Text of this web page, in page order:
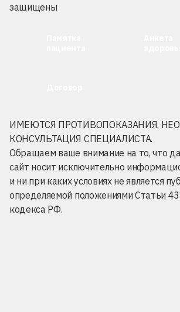
защищены
ИМЕЮТСЯ ПРОТИВОПОКАЗАНИЯ,
КОНСУЛЬТАЦИЯ СПЕЦИАЛИСТА.
Обращаем ваше внимание на то, что
сайт носит исключительно
и ни при каких условиях не является
определяемой положениями Статьи
кодекса РФ.